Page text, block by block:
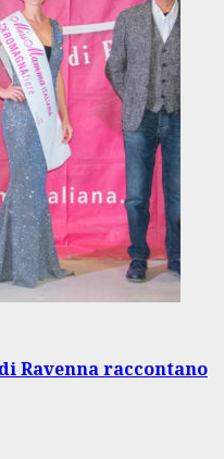
Ravenna raccontano